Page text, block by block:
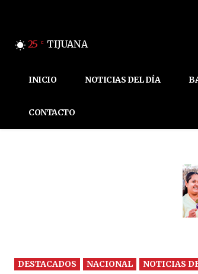
25 C TIJUANA
INICIO NOTICIAS DEL DÍA
CONTACTO
DESTACADOS NACIONAL NOTICIAS